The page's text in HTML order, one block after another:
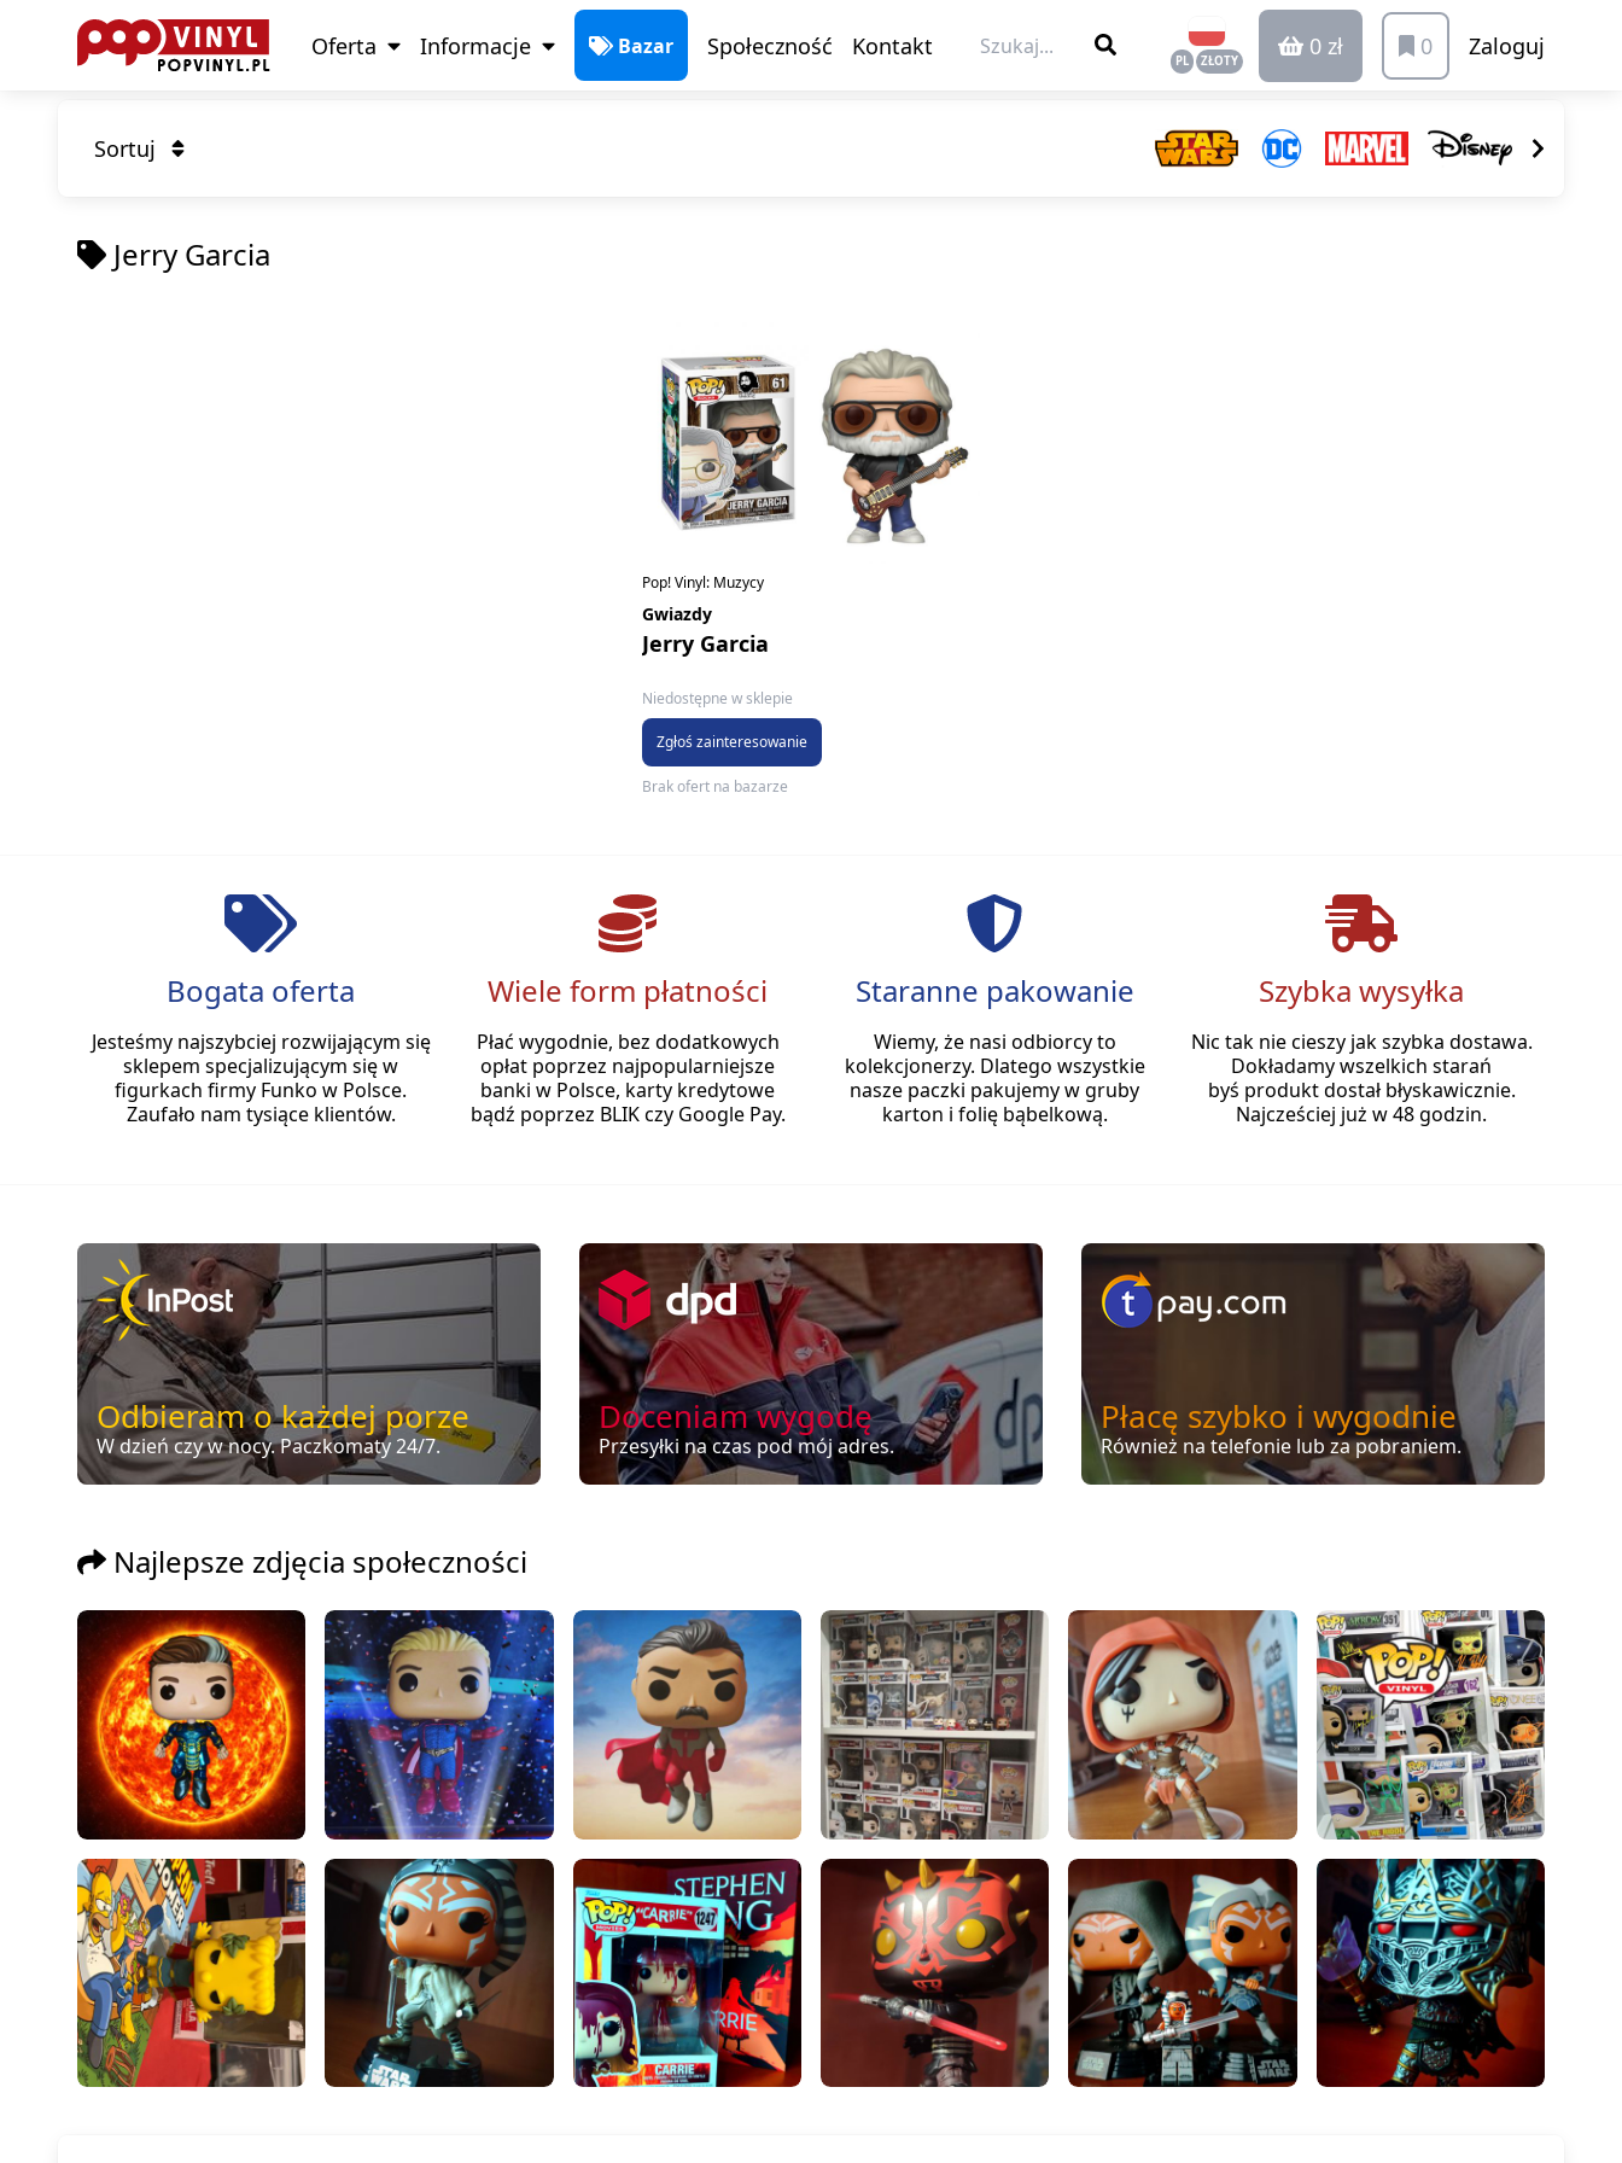
Oferta Informacje Bazar Społeczność Kontakt
PL ZŁOTY
0 zł 0 Zaloguj
Sortuj
Jerry Garcia
Pop! Vinyl: Muzycy
Gwiazdy
Jerry Garcia
Niedostępne w sklepie
Zgłoś zainteresowanie
Brak ofert na bazarze
Bogata oferta
Jesteśmy najszybciej rozwijającym się
sklepem specjalizującym się w
figurkach firmy Funko w Polsce.
Zaufało nam tysiące klientów.
Wiele form płatności
Płać wygodnie, bez dodatkowych
opłat poprzez najpopularniejsze
banki w Polsce, karty kredytowe
bądź poprzez BLIK czy Google Pay.
Staranne pakowanie
Wiemy, że nasi odbiorcy to
kolekcjonerzy. Dlatego wszystkie
nasze paczki pakujemy w gruby
karton i folię bąbelkową.
Szybka wysyłka
Nic tak nie cieszy jak szybka dostawa.
Dokładamy wszelkich starań
byś produkt dostał błyskawicznie.
Najcześciej już w 48 godzin.
Odbieram o każdej porze
W dzień czy w nocy. Paczkomaty 24/7.
Doceniam wygodę
Przesyłki na czas pod mój adres.
Płacę szybko i wygodnie
Również na telefonie lub za pobraniem.
Najlepsze zdjęcia społeczności